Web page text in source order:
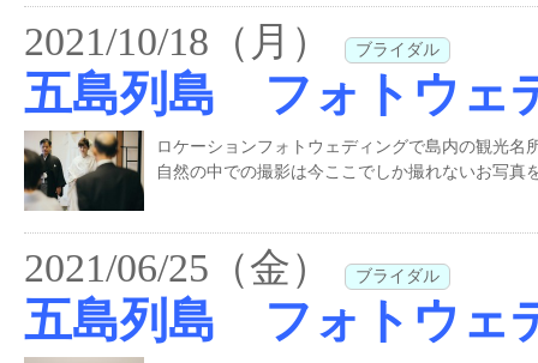
2021/10/18（月） ブライダル
五島列島 フォトウェ
ロケーションフォトウェディングで島内の観光
自然の中での撮影は今ここでしか撮れないお写
2021/06/25（金） ブライダル
五島列島 フォトウェ